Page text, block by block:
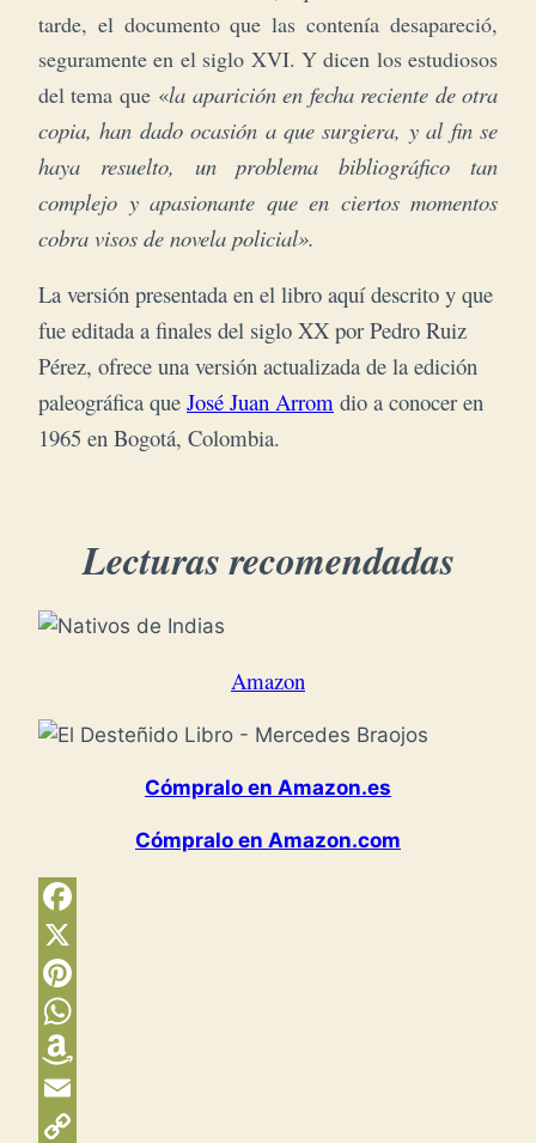
tarde, el documento que las contenía desapareció,
seguramente en el siglo XVI. Y dicen los estudiosos
del tema que«la aparición en fecha reciente de otra
copia, han dado ocasión a que surgiera, y al fin se
haya resuelto, un problema bibliográfico tan
complejo y apasionante que en ciertos momentos
cobra visos de novela policial».
La versión presentada en el libro aquí descrito y que
fue editada a finales del siglo XX por Pedro Ruiz
Pérez, ofrece una versión actualizada de la edición
paleográfica que José Juan Arrom dio a conocer en
1965 en Bogotá, Colombia.
Lecturas recomendadas
Amazon
Cómpralo en Amazon.es
Cómpralo en Amazon.com
Facebook
X
Pinterest
WhatsApp
Amazon
Wish
Email